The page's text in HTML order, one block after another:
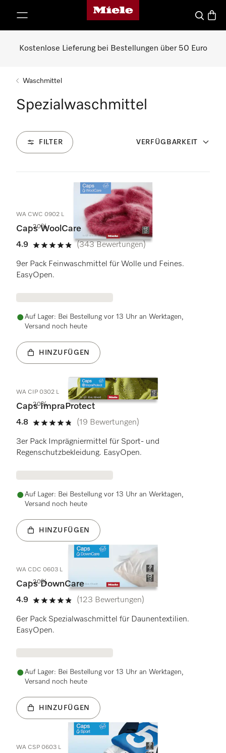
Miele-Homepage
Suche
Kostenlose Lieferung bei Bestellungen über 50 Euro
Waschmittel
Spezialwaschmittel
FILTER VERFÜGBARKEIT
8 Produkte
- 20%
WA CWC 0902 L
Caps WoolCare
4.9
4.9 Sterne von 5
(343 Bewertungen)
9er Pack Feinwaschmittel für Wolle und Feines.
EasyOpen.
Auf Lager: Bei Bestellung vor 13 Uhr an Werktagen,
Versand noch heute
HINZUFÜGEN
- 20%
WA CIP 0302 L
Caps ImpraProtect
4.8
4.8 Sterne von 5
(19 Bewertungen)
3er Pack Imprägniermittel für Sport- und
Regenschutzbekleidung. EasyOpen.
Auf Lager: Bei Bestellung vor 13 Uhr an Werktagen,
Versand noch heute
HINZUFÜGEN
- 20%
WA CDC 0603 L
Caps DownCare
4.9
4.9 Sterne von 5
(123 Bewertungen)
6er Pack Spezialwaschmittel für Daunentextilien.
EasyOpen.
Auf Lager: Bei Bestellung vor 13 Uhr an Werktagen,
Versand noch heute
HINZUFÜGEN
WA CSP 0603 L